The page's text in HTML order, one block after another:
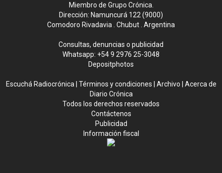
Miembro de Grupo Crónica.
Dirección: Namuncurá 122 (9000)
Comodoro Rivadavia . Chubut . Argentina
Consultas, denuncias o publicidad
Whatsapp: +54 9 2976 25-3048
Depositphotos
Escuchá Radiocrónica Términos y condiciones Archivo
Acerca de
Diario Crónica
Todos los derechos reservados
Contáctenos
Publicidad
Información fiscal